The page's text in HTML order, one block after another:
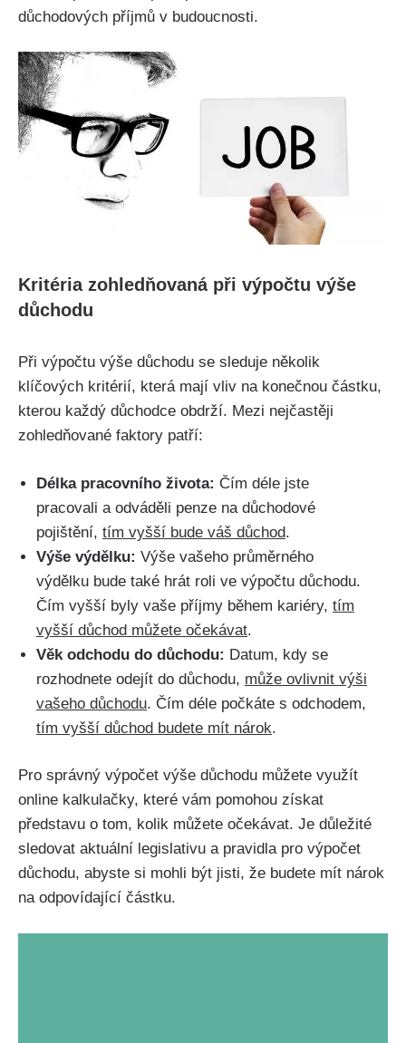
důchodových příjmů v budoucnosti.
Kritéria zohledňovaná při výpočtu výše
důchodu
Při výpočtu výše důchodu se sleduje několik
klíčových kritérií, která mají vliv na konečnou částku,
kterou každý důchodce obdrží. Mezi nejčastěji
zohledňované faktory patří:
Délka pracovního života: Čím déle jste
pracovali a odváděli penze na důchodové
pojištění, tím vyšší bude váš důchod.
Výše výdělku: Výše vašeho průměrného
výdělku bude také hrát roli ve výpočtu důchodu.
Čím vyšší byly vaše příjmy během kariéry, tím
vyšší důchod můžete očekávat.
Věk odchodu do důchodu: Datum, kdy se
rozhodnete odejít do důchodu, může ovlivnit výši
vašeho důchodu. Čím déle počkáte s odchodem,
tím vyšší důchod budete mít nárok.
Pro správný výpočet výše důchodu můžete využít
online kalkulačky, které vám pomohou získat
představu o tom, kolik můžete očekávat. Je důležité
sledovat aktuální legislativu a pravidla pro výpočet
důchodu, abyste si mohli být jisti, že budete mít nárok
na odpovídající částku.